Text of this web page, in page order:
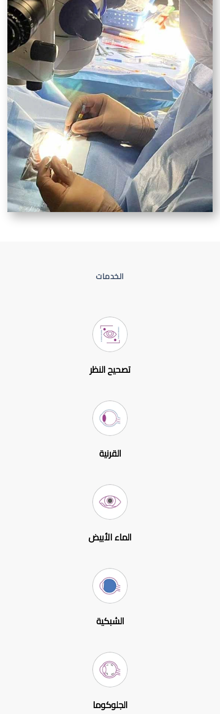
الخدمات
تصحيح النظر
القرنية
الماء الأبيض
الشبكية
الجلوكوما